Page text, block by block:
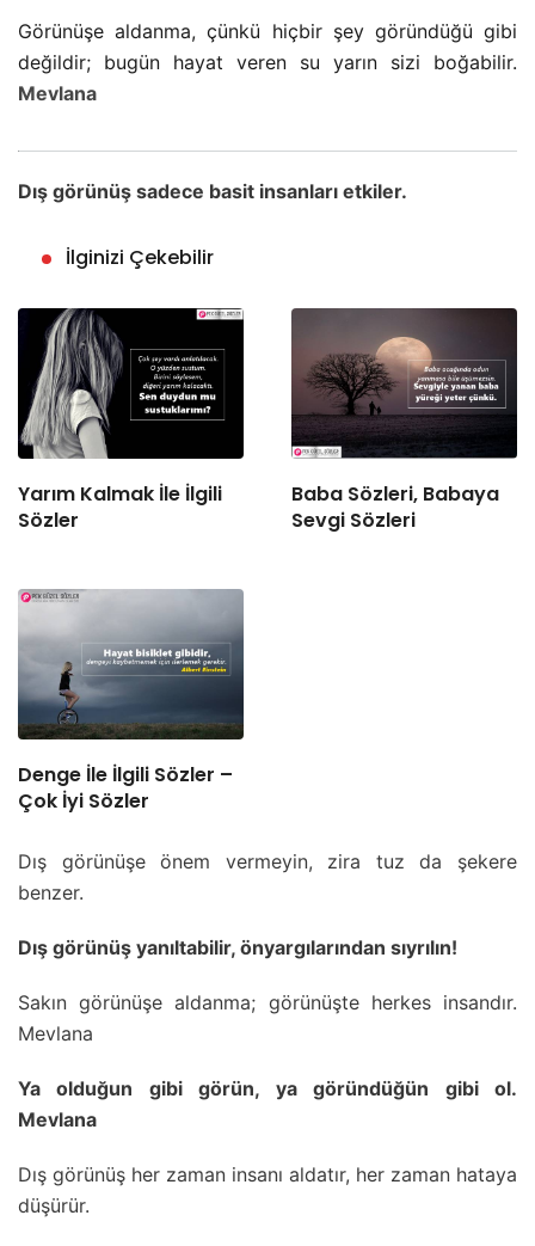
Görünüşe aldanma, çünkü hiçbir şey göründüğü gibi
değildir; bugün hayat veren su yarın sizi boğabilir.
Mevlana
Dış görünüş sadece basit insanları etkiler.
İlginizi Çekebilir
Yarım Kalmak İle İlgili
Sözler
Baba Sözleri, Babaya
Sevgi Sözleri
Denge İle İlgili Sözler –
Çok İyi Sözler
Dış görünüşe önem vermeyin, zira tuz da şekere
benzer.
Dış görünüş yanıltabilir, önyargılarından sıyrılın!
Sakın görünüşe aldanma; görünüşte herkes insandır.
Mevlana
Ya olduğun gibi görün, ya göründüğün gibi ol.
Mevlana
Dış görünüş her zaman insanı aldatır, her zaman hataya
düşürür.